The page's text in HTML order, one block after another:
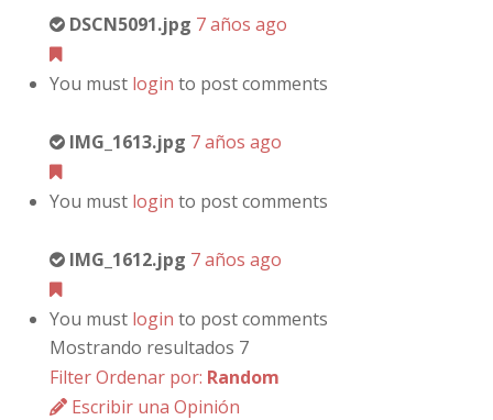
DSCN5091.jpg 7 años ago
You must login to post comments
IMG_1613.jpg 7 años ago
You must login to post comments
IMG_1612.jpg 7 años ago
You must login to post comments
Mostrando resultados 7
FilterOrdenar por: Random
Escribir una Opinión